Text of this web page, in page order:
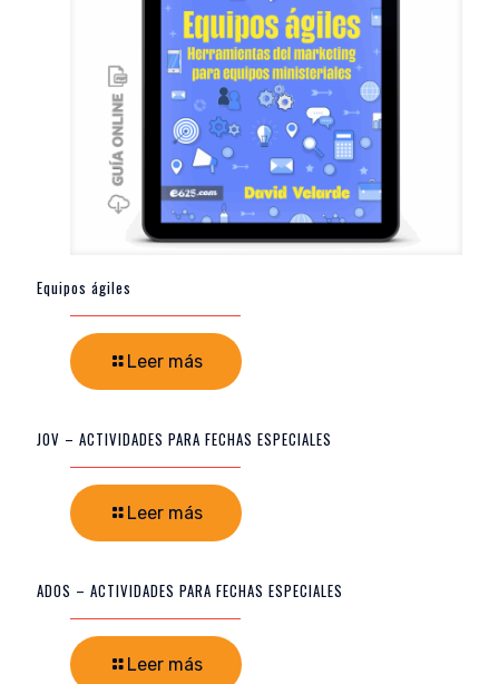
Equipos ágiles
Leer más
JOV – ACTIVIDADES PARA FECHAS ESPECIALES
Leer más
ADOS – ACTIVIDADES PARA FECHAS ESPECIALES
Leer más